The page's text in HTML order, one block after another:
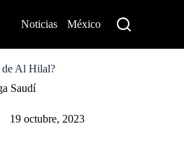
Noticias México
de Al Hilal?
Saudí
19 octubre, 2023